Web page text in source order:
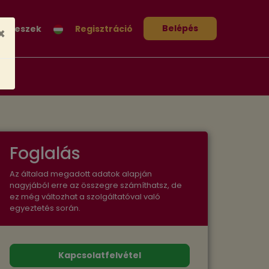
Belépés
leszek Regisztráció
Foglalás
Az általad megadott adatok alapján
nagyjából erre az összegre számíthatsz, de
ez még változhat a szolgáltatóval való
egyeztetés során.